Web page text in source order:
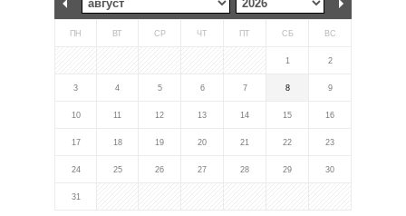
ПН ВТ СР ЧТ ПТ СБ ВС
1 2
3 4 5 6 7 8 9
10 11 12 13 14 15 16
17 18 19 20 21 22 23
24 25 26 27 28 29 30
31